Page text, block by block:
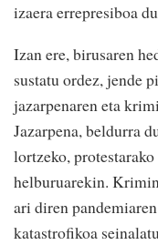
izaera errepresiboa
Izan ere, birusaren
sustatu ordez, jende
jazarpenaren eta
Jazarpena, beldurra
lortzeko,
helburuarekin.
ari diren
katastrofikoa